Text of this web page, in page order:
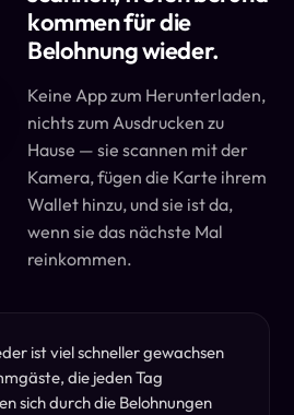
kommen für die
Belohnung wieder.
Keine App zum Herunterladen,
nichts zum Ausdrucken zu
Hause — sie scannen mit der
Kamera, fügen die Karte ihrem
Wallet hinzu, und sie ist da,
wenn sie das nächste Mal
reinkommen.
ist viel schneller gewachsen
die jeden Tag
sich durch die Belohnungen